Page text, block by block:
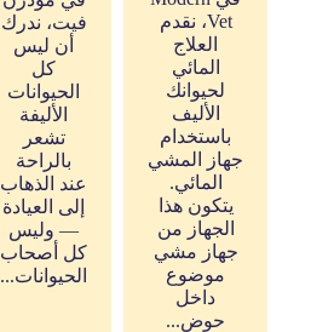
Vet، نقدم
العلاج
المائي
لحيوانك
الأليف
باستخدام
جهاز المشي
المائي.
يتكون هذا
الجهاز من
جهاز مشي
موضوع
داخل
حوض...
فيت، ندرك
أن ليس
كل
الحيوانات
الأليفة
تشعر
بالراحة
عند الذهاب
إلى العيادة
— وليس
كل أصحاب
الحيوانات...